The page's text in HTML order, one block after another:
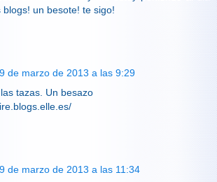
blogs! un besote! te sigo!
de marzo de 2013 a las 9:29
tazas. Un besazo
de marzo de 2013 a las 11:34